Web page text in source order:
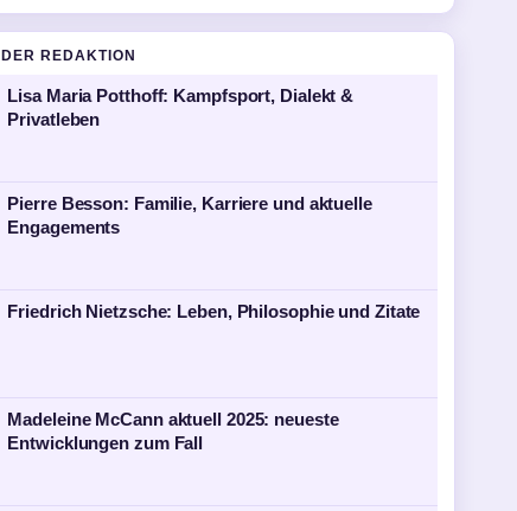
REDAKTION
Lisa Maria Potthoff: Kampfsport, Dialekt &
Privatleben
Pierre Besson: Familie, Karriere und aktuelle
Engagements
Friedrich Nietzsche: Leben, Philosophie und Zitate
Madeleine McCann aktuell 2025: neueste
Entwicklungen zum Fall